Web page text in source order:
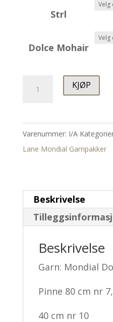
Strl
Dolce Mohair
BoblegenserKJØP
Varenummer: I/A
Lane Mondial Garnpakker
Beskrivelse
Beskrivelse
Garn: Mondial
Pinne 80 cm nr
40 cm nr 10